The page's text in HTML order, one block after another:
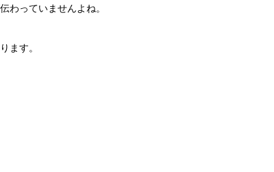
わっていませんよね。
ます。